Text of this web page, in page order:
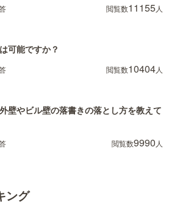
閲覧数11155人
可能ですか？
閲覧数10404人
壁やビル壁の落書きの落とし方を教えて
閲覧数9990 人
ング